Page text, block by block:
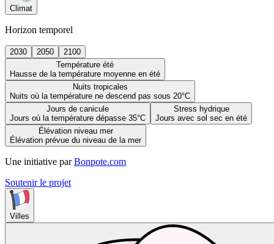
Climat
Horizon temporel
2030 2050
2100
Température été
Hausse de la température moyenne en été
Nuits tropicales
Nuits où la température ne descend pas sous 20°C
Jours de canicule
Jours où la température dépasse 35°C
Stress hydrique
Jours avec sol sec en été
Élévation niveau mer
Élévation prévue du niveau de la mer
Une initiative par Bonpote.com
Soutenir le projet
Villes